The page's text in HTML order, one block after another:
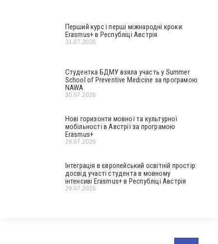
Перший курс і перші міжнародні кроки:
Erasmus+ в Республіці Австрія
31.07.2026
Студентка БДМУ взяла участь у Summer
School of Preventive Medicine за програмою
NAWA
30.07.2026
Нові горизонти мовної та культурної
мобільності в Австрії за програмою
Erasmus+
29.07.2026
Інтеграція в європейський освітній простір:
досвід участі студента в мовному
інтенсиві Erasmus+ в Республіці Австрія
29.07.2026